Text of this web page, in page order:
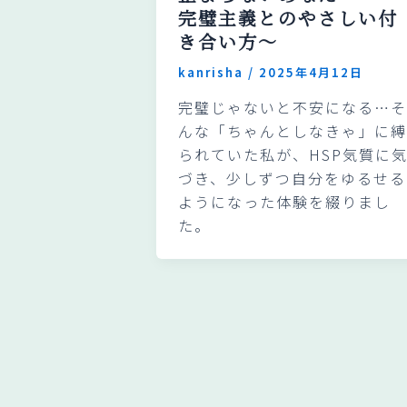
完璧主義とのやさしい付
き合い方～
kanrisha / 2025年4月12日
完璧じゃないと不安になる…そ
んな「ちゃんとしなきゃ」に縛
られていた私が、HSP気質に気
づき、少しずつ自分をゆるせる
ようになった体験を綴りまし
た。